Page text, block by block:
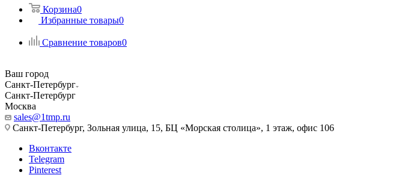
Корзина0
Избранные товары0
Сравнение товаров0
Ваш город
Санкт-Петербург
Санкт-Петербург
Москва
sales@1tmp.ru
Санкт-Петербург, Зольная улица, 15, БЦ «Морская столица», 1 этаж, офис 106
Вконтакте
Telegram
Pinterest